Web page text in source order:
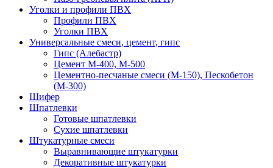
Уголки и профили ПВХ
Профили ПВХ
Уголки ПВХ
Универсальные смеси, цемент, гипс
Гипс (Алебастр)
Цемент М-400, М-500
Цементно-песчаные смеси (М-150), Пескобетон
(М-300)
Шифер
Шпатлевки
Готовые шпатлевки
Сухие шпатлевки
Штукатурные смеси
Выравнивающие штукатурки
Декоративные штукатурки